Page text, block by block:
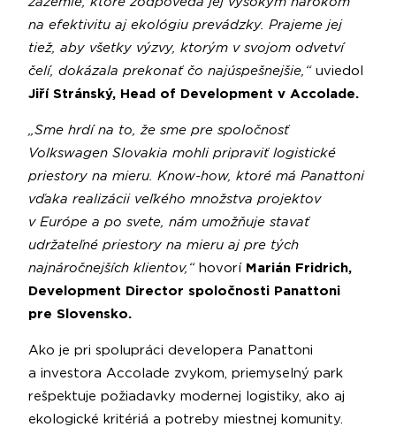
na efektivitu aj ekológiu prevádzky. Prajeme jej
tiež, aby všetky výzvy, ktorým v svojom odvetví
čelí, dokázala prekonať čo najúspešnejšie,“ uviedol
Jiří Stránský, Head of Development v Accolade.
„Sme hrdí na to, že sme pre spoločnosť
Volkswagen Slovakia mohli pripraviť logistické
priestory na mieru. Know-how, ktoré má Panattoni
vďaka realizácii veľkého množstva projektov
v Európe a po svete, nám umožňuje stavať
udržateľné priestory na mieru aj pre tých
najnáročnejších klientov,“ hovorí Marián Fridrich,
Development Director spoločnosti Panattoni
pre Slovensko.
Ako je pri spolupráci developera Panattoni
a investora Accolade zvykom, priemyselný park
rešpektuje požiadavky modernej logistiky, ako aj
ekologické kritériá a potreby miestnej komunity.